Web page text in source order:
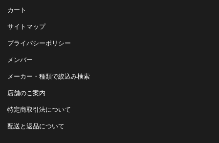
カート
サイトマップ
プライバシーポリシー
メンバー
メーカー・種類で絞込み検索
店舗のご案内
特定商取引法について
配送と返品について